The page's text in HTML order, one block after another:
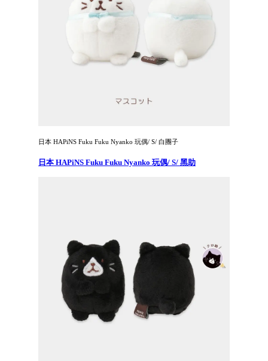
日本 HAPiNS Fuku Fuku Nyanko 玩偶/ S/ 白團子
日本 HAPiNS Fuku Fuku Nyanko 玩偶/ S/ 黑助